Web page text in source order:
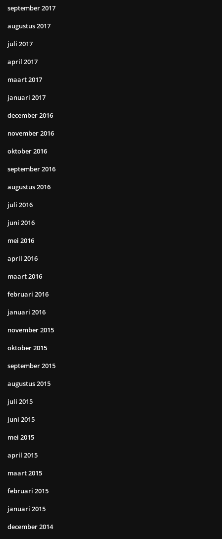
september 2017
augustus 2017
juli 2017
april 2017
maart 2017
januari 2017
december 2016
november 2016
oktober 2016
september 2016
augustus 2016
juli 2016
juni 2016
mei 2016
april 2016
maart 2016
februari 2016
januari 2016
november 2015
oktober 2015
september 2015
augustus 2015
juli 2015
juni 2015
mei 2015
april 2015
maart 2015
februari 2015
januari 2015
december 2014